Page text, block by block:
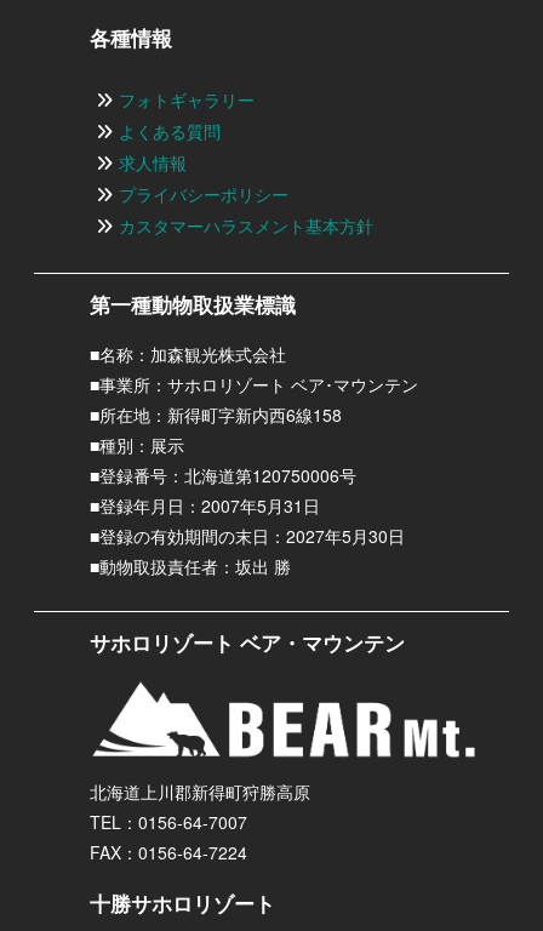
各種情報
フォトギャラリー
よくある質問
求人情報
プライバシーポリシー
カスタマーハラスメント基本方針
第一種動物取扱業標識
■名称：加森観光株式会社
■事業所：サホロリゾート ベア･マウンテン
■所在地：新得町字新内西6線158
■種別：展示
■登録番号：北海道第120750006号
■登録年月日：2007年5月31日
■登録の有効期間の末日：2027年5月30日
■動物取扱責任者：坂出 勝
サホロリゾート ベア・マウンテン
北海道上川郡新得町狩勝高原
TEL：0156-64-7007
FAX：0156-64-7224
十勝サホロリゾート